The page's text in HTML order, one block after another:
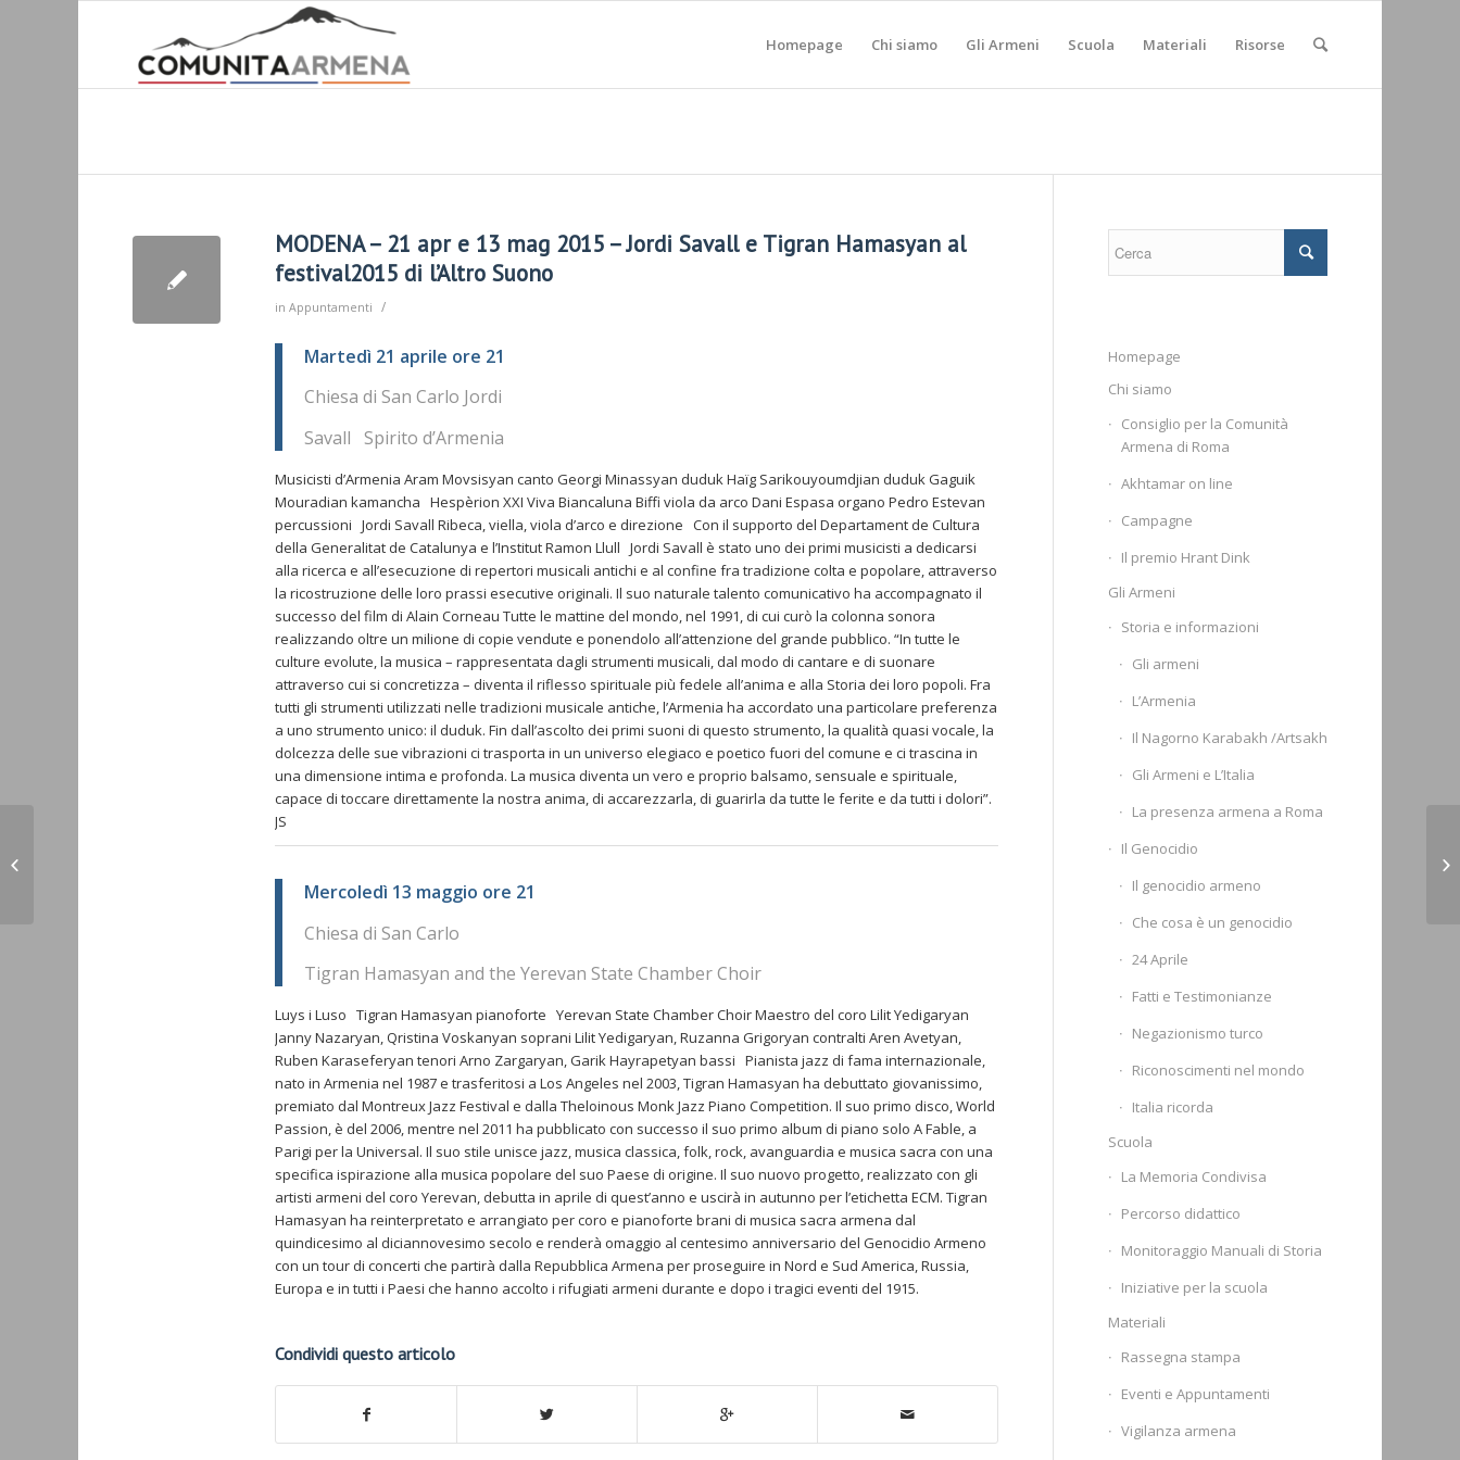
Homepage Chi siamo Gli Armeni Scuola Materiali Risorse
MODENA – 21 apr e 13 mag 2015 – Jordi Savall e Tigran Hamasyan al
festival2015 di l’Altro Suono
in Appuntamenti /
Martedì 21 aprile ore 21
Chiesa di San Carlo Jordi
Savall Spirito d’Armenia
Musicisti d’Armenia Aram Movsisyan canto Georgi Minassyan duduk Haïg Sarikouyoumdjian duduk Gaguik
Mouradian kamancha Hespèrion XXI Viva Biancaluna Biffi viola da arco Dani Espasa organo Pedro Estevan
percussioni Jordi Savall Ribeca, viella, viola d’arco e direzione Con il supporto del Departament de Cultura
della Generalitat de Catalunya e l’Institut Ramon Llull Jordi Savall è stato uno dei primi musicisti a dedicarsi
alla ricerca e all’esecuzione di repertori musicali antichi e al confine fra tradizione colta e popolare, attraverso
la ricostruzione delle loro prassi esecutive originali. Il suo naturale talento comunicativo ha accompagnato il
successo del film di Alain Corneau Tutte le mattine del mondo, nel 1991, di cui curò la colonna sonora
realizzando oltre un milione di copie vendute e ponendolo all’attenzione del grande pubblico. “In tutte le
culture evolute, la musica – rappresentata dagli strumenti musicali, dal modo di cantare e di suonare
attraverso cui si concretizza – diventa il riflesso spirituale più fedele all’anima e alla Storia dei loro popoli. Fra
tutti gli strumenti utilizzati nelle tradizioni musicale antiche, l’Armenia ha accordato una particolare preferenza
a uno strumento unico: il duduk. Fin dall’ascolto dei primi suoni di questo strumento, la qualità quasi vocale, la
dolcezza delle sue vibrazioni ci trasporta in un universo elegiaco e poetico fuori del comune e ci trascina in
una dimensione intima e profonda. La musica diventa un vero e proprio balsamo, sensuale e spirituale,
capace di toccare direttamente la nostra anima, di accarezzarla, di guarirla da tutte le ferite e da tutti i dolori”.
JS
Mercoledì 13 maggio ore 21
Chiesa di San Carlo
Tigran Hamasyan and the Yerevan State Chamber Choir
Luys i Luso Tigran Hamasyan pianoforte Yerevan State Chamber Choir Maestro del coro Lilit Yedigaryan
Janny Nazaryan, Qristina Voskanyan soprani Lilit Yedigaryan, Ruzanna Grigoryan contralti Aren Avetyan,
Ruben Karaseferyan tenori Arno Zargaryan, Garik Hayrapetyan bassi Pianista jazz di fama internazionale,
nato in Armenia nel 1987 e trasferitosi a Los Angeles nel 2003, Tigran Hamasyan ha debuttato giovanissimo,
premiato dal Montreux Jazz Festival e dalla Theloinous Monk Jazz Piano Competition. Il suo primo disco, World
Passion, è del 2006, mentre nel 2011 ha pubblicato con successo il suo primo album di piano solo A Fable, a
Parigi per la Universal. Il suo stile unisce jazz, musica classica, folk, rock, avanguardia e musica sacra con una
specifica ispirazione alla musica popolare del suo Paese di origine. Il suo nuovo progetto, realizzato con gli
artisti armeni del coro Yerevan, debutta in aprile di quest’anno e uscirà in autunno per l’etichetta ECM. Tigran
Hamasyan ha reinterpretato e arrangiato per coro e pianoforte brani di musica sacra armena dal
quindicesimo al diciannovesimo secolo e renderà omaggio al centesimo anniversario del Genocidio Armeno
con un tour di concerti che partirà dalla Repubblica Armena per proseguire in Nord e Sud America, Russia,
Europa e in tutti i Paesi che hanno accolto i rifugiati armeni durante e dopo i tragici eventi del 1915.
Condividi questo articolo
Homepage
Chi siamo
Consiglio per la Comunità
Armena di Roma
Akhtamar on line
Campagne
Il premio Hrant Dink
Gli Armeni
Storia e informazioni
Gli armeni
L’Armenia
Il Nagorno Karabakh /Artsakh
Gli Armeni e L’Italia
La presenza armena a Roma
Il Genocidio
Il genocidio armeno
Che cosa è un genocidio
24 Aprile
Fatti e Testimonianze
Negazionismo turco
Riconoscimenti nel mondo
Italia ricorda
Scuola
La Memoria Condivisa
Percorso didattico
Monitoraggio Manuali di Storia
Iniziative per la scuola
Materiali
Rassegna stampa
Eventi e Appuntamenti
Vigilanza armena